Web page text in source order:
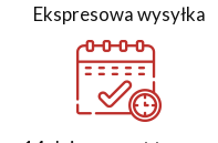
Ekspresowa wysyłka